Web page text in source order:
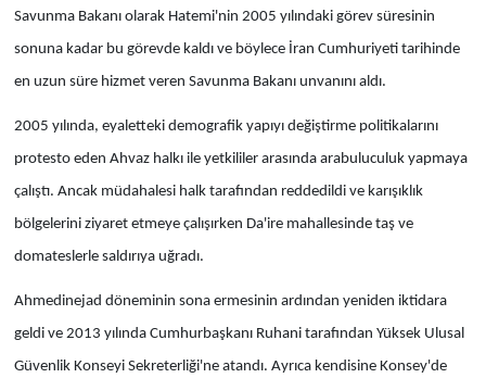
Savunma Bakanı olarak Hatemi'nin 2005 yılındaki görev süresinin
sonuna kadar bu görevde kaldı ve böylece İran Cumhuriyeti tarihinde
en uzun süre hizmet veren Savunma Bakanı unvanını aldı.
2005 yılında, eyaletteki demografik yapıyı değiştirme politikalarını
protesto eden Ahvaz halkı ile yetkililer arasında arabuluculuk yapmaya
çalıştı. Ancak müdahalesi halk tarafından reddedildi ve karışıklık
bölgelerini ziyaret etmeye çalışırken Da'ire mahallesinde taş ve
domateslerle saldırıya uğradı.
Ahmedinejad döneminin sona ermesinin ardından yeniden iktidara
geldi ve 2013 yılında Cumhurbaşkanı Ruhani tarafından Yüksek Ulusal
Güvenlik Konseyi Sekreterliği'ne atandı. Ayrıca kendisine Konsey'de